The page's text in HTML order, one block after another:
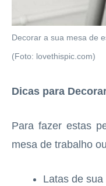
Decorar a sua mesa de
(Foto: lovethispic.com)
Dicas para
Para fazer estas
mesa de trabalho
Latas de